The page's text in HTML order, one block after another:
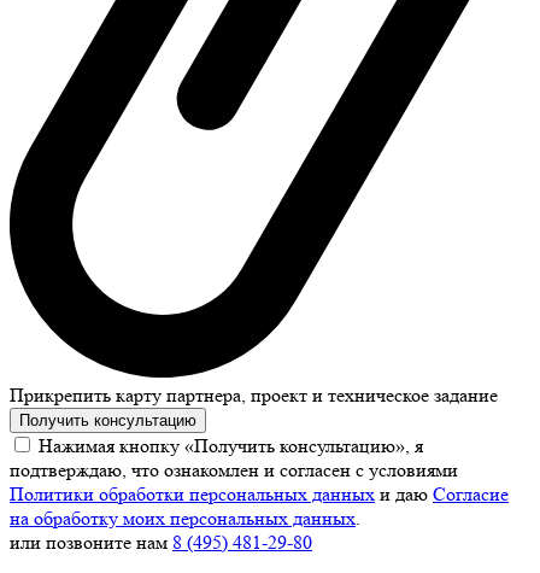
Прикрепить карту партнера, проект и техническое задание
Получить консультацию
Нажимая кнопку «Получить консультацию», я
подтверждаю, что ознакомлен и согласен с условиями
Политики обработки персональных данных и даю Согласие
на обработку моих персональных данных.
или позвоните нам 8 (495) 481-29-80